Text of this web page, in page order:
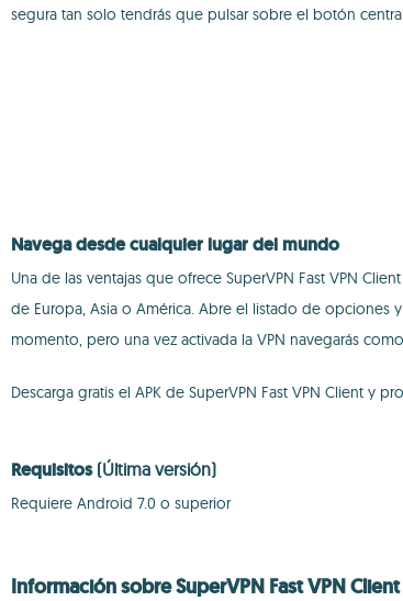
segura tan solo tendrás que pulsar sobre el botón
Navega desde cualquier lugar del mundo
Una de las ventajas que ofrece SuperVPN Fast VPN
de Europa, Asia o América. Abre el listado de opciones
momento, pero una vez activada la VPN navegarás
Descarga gratis el APK de SuperVPN Fast VPN Client
Requisitos (Última versión)
Requiere Android 7.0 o superior
Información sobre SuperVPN Fast VPN Client